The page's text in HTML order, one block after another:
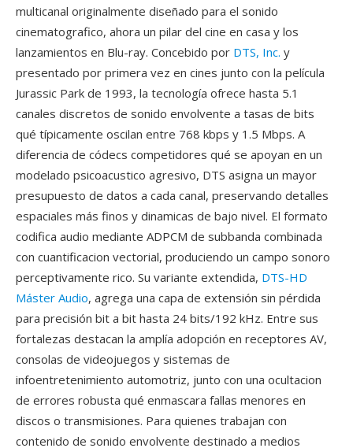
multicanal originalmente diseñado para el sonido
cinematografico, ahora un pilar del cine en casa y los
lanzamientos en Blu-ray. Concebido por DTS, Inc. y
presentado por primera vez en cines junto con la película
Jurassic Park de 1993, la tecnología ofrece hasta 5.1
canales discretos de sonido envolvente a tasas de bits
qué típicamente oscilan entre 768 kbps y 1.5 Mbps. A
diferencia de códecs competidores qué se apoyan en un
modelado psicoacustico agresivo, DTS asigna un mayor
presupuesto de datos a cada canal, preservando detalles
espaciales más finos y dinamicas de bajo nivel. El formato
codifica audio mediante ADPCM de subbanda combinada
con cuantificacion vectorial, produciendo un campo sonoro
perceptivamente rico. Su variante extendida, DTS-HD
Máster Audio, agrega una capa de extensión sin pérdida
para precisión bit a bit hasta 24 bits/192 kHz. Entre sus
fortalezas destacan la amplía adopción en receptores AV,
consolas de videojuegos y sistemas de
infoentretenimiento automotriz, junto con una ocultacion
de errores robusta qué enmascara fallas menores en
discos o transmisiones. Para quienes trabajan con
contenido de sonido envolvente destinado a medios